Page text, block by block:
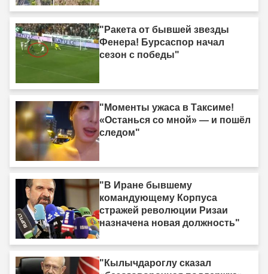
"Ракета от бывшей звезды
Фенера! Бурсаспор начал
сезон с победы"
"Моменты ужаса в Таксиме!
«Останься со мной» — и пошёл
следом"
"В Иране бывшему
командующему Корпуса
стражей революции Ризаи
назначена новая должность"
"Кылычдароглу сказал